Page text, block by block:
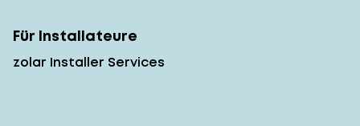
Für Installateure
zolar Installer Services